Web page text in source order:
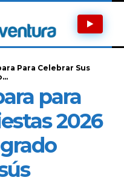
Para Celebrar Sus
para
2026